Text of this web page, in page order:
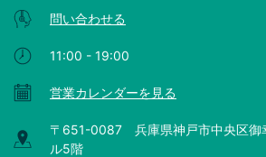
問い合わせる
11:00 - 19:00
営業カレンダーを見る
〒651-0087 兵庫県神戸市中央区御
ル5階